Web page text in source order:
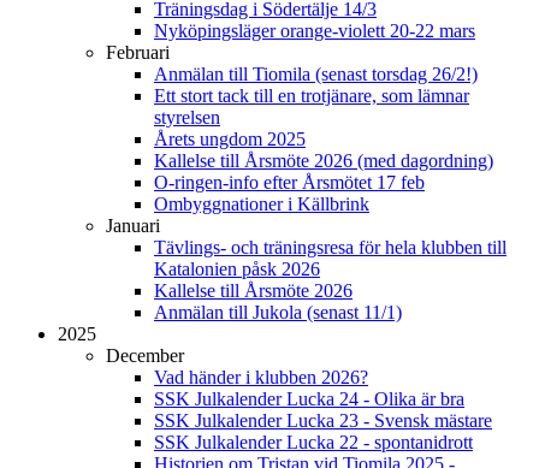
Träningsdag i Södertälje 14/3
Nyköpingsläger orange-violett 20-22 mars
Februari
Anmälan till Tiomila (senast torsdag 26/2!)
Ett stort tack till en trotjänare, som lämnar
styrelsen
Årets ungdom 2025
Kallelse till Årsmöte 2026 (med dagordning)
O-ringen-info efter Årsmötet 17 feb
Ombyggnationer i Källbrink
Januari
Tävlings- och träningsresa för hela klubben till
Katalonien påsk 2026
Kallelse till Årsmöte 2026
Anmälan till Jukola (senast 11/1)
2025
December
Vad händer i klubben 2026?
SSK Julkalender Lucka 24 - Olika är bra
SSK Julkalender Lucka 23 - Svensk mästare
SSK Julkalender Lucka 22 - spontanidrott